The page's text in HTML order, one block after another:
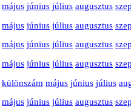
május június július augusztus
május június július augusztus
május június július augusztus
május június július augusztus
különszám május június július
május június július augusztus